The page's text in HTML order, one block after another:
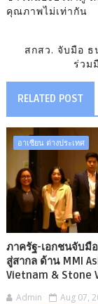
คุณภาพไม่เท่ากัน
สกสว. จับมือ
ร่วม
RELATED POST
อาเซียน ต่างประเทศ
ภาครัฐ-เอกชนจับมื
สู่สากล ด้าน MMI
Vietnam & Stone
Admin Aug 07,